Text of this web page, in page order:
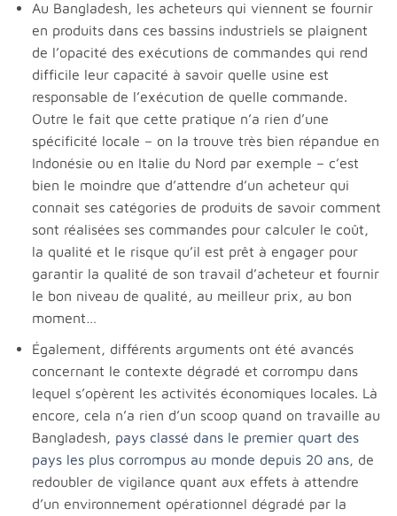
Au Bangladesh, les acheteurs qui viennent se fournir
en produits dans ces bassins industriels se plaignent
de l’opacité des exécutions de commandes qui rend
difficile leur capacité à savoir quelle usine est
responsable de l’exécution de quelle commande.
Outre le fait que cette pratique n’a rien d’une
spécificité locale – on la trouve très bien répandue en
Indonésie ou en Italie du Nord par exemple – c’est
bien le moindre que d’attendre d’un acheteur qui
connait ses catégories de produits de savoir comment
sont réalisées ses commandes pour calculer le coût,
la qualité et le risque qu’il est prêt à engager pour
garantir la qualité de son travail d’acheteur et fournir
le bon niveau de qualité, au meilleur prix, au bon
moment…
Également, différents arguments ont été avancés
concernant le contexte dégradé et corrompu dans
lequel s’opèrent les activités économiques locales. Là
encore, cela n’a rien d’un scoop quand on travaille au
Bangladesh, pays classé dans le premier quart des
pays les plus corrompus au monde depuis 20 ans, de
redoubler de vigilance quant aux effets à attendre
d’un environnement opérationnel dégradé par la